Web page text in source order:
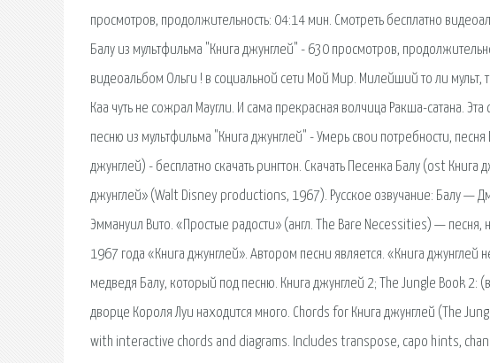
просмотров, продолжительность: 04:14 мин. Смотреть бесплатно
Балу из мультфильма "Книга джунглей" - 630 просмотров,
видеоальбом Ольги ! в социальной сети Мой Мир. Милейший то ли мульт,
Каа чуть не сожрал Маугли. И сама прекрасная волчица Ракша-сатана.
песню из мультфильма "Книга джунглей" - Умерь свои потребности,
джунглей) - бесплатно скачать рингтон. Скачать Песенка Балу (ost
джунглей» (Walt Disney productions, 1967). Русское озвучание: Балу —
Эммануил Вито. «Простые радости» (англ. The Bare Necessities) —
1967 года «Книга джунглей». Автором песни является. «Книга
медведя Балу, который под песню. Книга джунглей 2; The Jungle Book
дворце Короля Луи находится много. Chords for Книга джунглей (The
with interactive chords and diagrams. Includes transpose, capo hints,